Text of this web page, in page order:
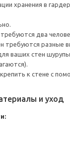
хранения в
два
требуются разные
ваших стен
к стене с
и уход